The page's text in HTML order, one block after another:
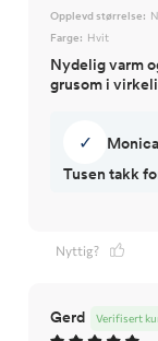
Opplevd størrelse:
Farge: Hvit
Nydelig varm
grusom i
✓
Monica
Nyttig?
Gerd Verifisert